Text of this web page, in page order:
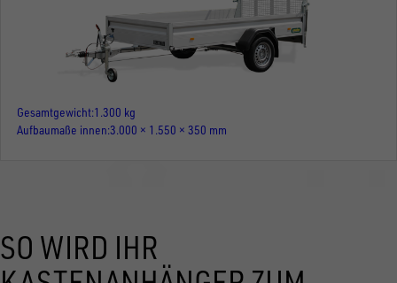
Gesamtgewicht 1.300 kg
Aufbaumaße innen 3.000 × 1.550 × 350 mm
SO WIRD IHR